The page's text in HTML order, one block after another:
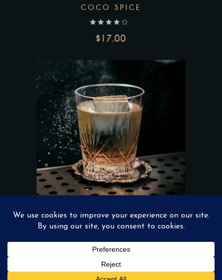
COCO SPICE
$17.00
Add to wishlist
PUNCH